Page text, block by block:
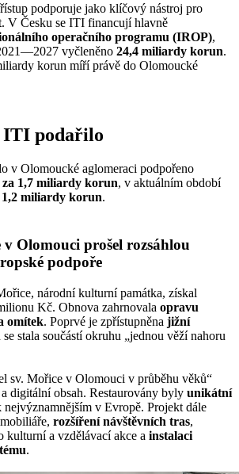
podporuje jako klíčový nástroj pro
V Česku se ITI financují hlavně
operačního programu (IROP),
vyčleněno 24,4 miliardy korun.
korun míří právě do Olomoucké
ITI podařilo
v Olomoucké aglomeraci podpořeno
1,7 miliardy korun, v aktuálním období
miliardy korun.
v Olomouci prošel rozsáhlou
podpoře
národní kulturní památka, získal
Kč. Obnova zahrnovala opravu
omítek. Poprvé je zpřístupněna jižní
se stala součástí okruhu „jednou věží nahoru
sv. Mořice v Olomouci v průběhu věků“
digitální obsah. Restaurovány byly unikátní
nejvýznamnějším v Evropě. Projekt dále
rozšíření návštěvních tras,
kulturní a vzdělávací akce a instalaci
.